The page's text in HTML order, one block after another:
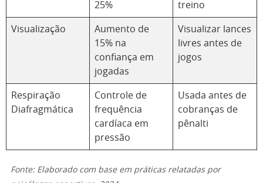
25%
treino
Visualização
Aumento de
15% na
confiança em
jogadas
Visualizar lances
livres antes de
jogos
Respiração
Diafragmática
Controle de
frequência
cardíaca em
pressão
Usada antes de
cobranças de
pênalti
Fonte: Elaborado com base em práticas relatadas por